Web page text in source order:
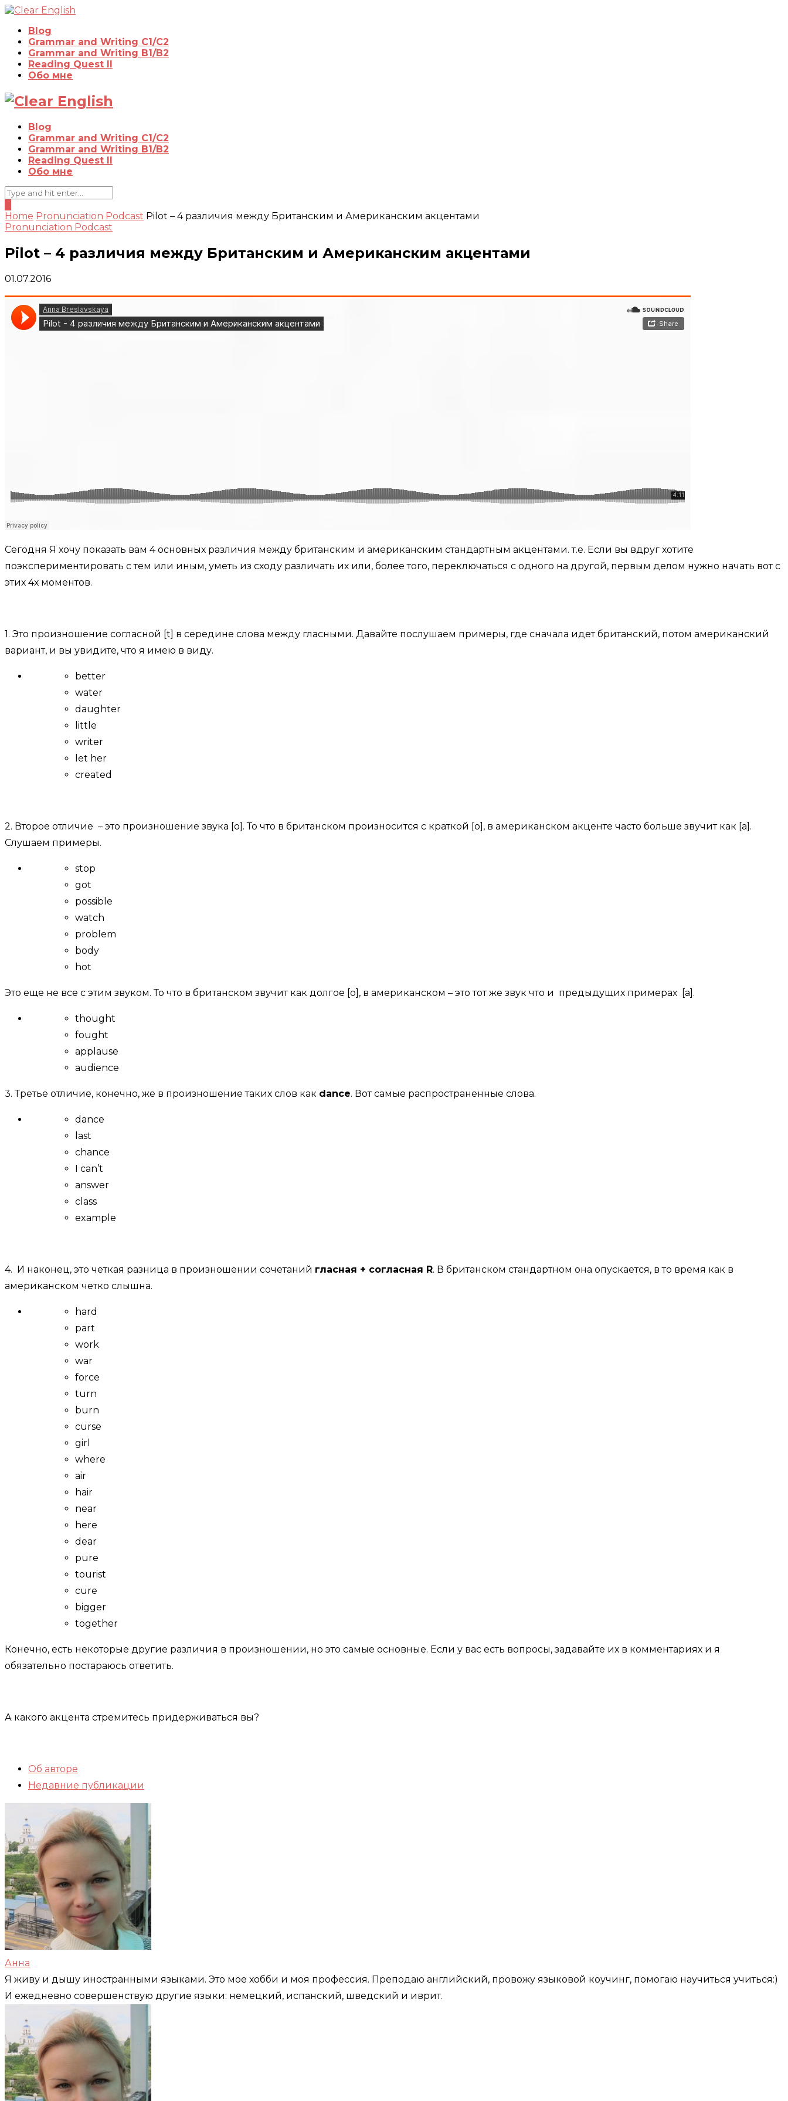
Blog
Grammar and Writing C1/C2
Grammar and Writing B1/B2
Reading Quest II
Обо мне
Blog
Grammar and Writing C1/C2
Grammar and Writing B1/B2
Reading Quest II
Обо мне
Home Pronunciation Podcast Pilot – 4 различия между Британским и Американским акцентами
Pronunciation Podcast
Pilot – 4 различия между Британским и Американским акцентами
01.07.2016
Сегодня Я хочу показать вам 4 основных различия между британским и американским стандартным акцентами. т.е. Если вы вдруг хотите
поэкспериментировать с тем или иным, уметь из сходу различать их или, более того, переключаться с одного на другой, первым делом нужно начать вот с
этих 4х моментов.
1. Это произношение согласной [t] в середине слова между гласными. Давайте послушаем примеры, где сначала идет британский, потом американский
вариант, и вы увидите, что я имею в виду.
better
water
daughter
little
writer
let her
created
2. Второе отличие – это произношение звука [о]. То что в британском произносится с краткой [о], в американском акценте часто больше звучит как [а].
Слушаем примеры.
stop
got
possible
watch
problem
body
hot
Это еще не все с этим звуком. То что в британском звучит как долгое [о], в американском – это тот же звук что и предыдущих примерах [а].
thought
fought
applause
audience
3. Третье отличие, конечно, же в произношение таких слов как dance. Вот самые распространенные слова.
dance
last
chance
I can’t
answer
class
example
4. И наконец, это четкая разница в произношении сочетаний гласная + согласная R. В британском стандартном она опускается, в то время как в
американском четко слышна.
hard
part
work
war
force
turn
burn
curse
girl
where
air
hair
near
here
dear
pure
tourist
cure
bigger
together
Конечно, есть некоторые другие различия в произношении, но это самые основные. Если у вас есть вопросы, задавайте их в комментариях и я
обязательно постараюсь ответить.
А какого акцента стремитесь придерживаться вы?
Об авторе
Недавние публикации
Анна
Я живу и дышу иностранными языками. Это мое хобби и моя профессия. Преподаю английский, провожу языковой коучинг, помогаю научиться учиться:)
И ежедневно совершенствую другие языки: немецкий, испанский, шведский и иврит.